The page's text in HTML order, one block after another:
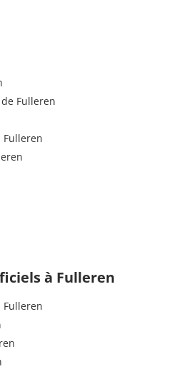
Fulleren
Fulleren
à Fulleren
Fulleren